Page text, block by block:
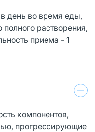
день во время еды,
растворения,
приема - 1
компонентов,
прогрессирующие